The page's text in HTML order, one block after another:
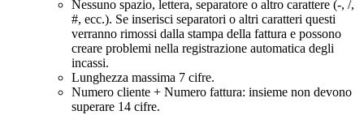
Nessuno spazio, lettera, separatore o altro carattere (-, /,
#, ecc.). Se inserisci separatori o altri caratteri questi
verranno rimossi dalla stampa della fattura e possono
creare problemi nella registrazione automatica degli
incassi.
Lunghezza massima 7 cifre.
Numero cliente + Numero fattura: insieme non devono
superare 14 cifre.